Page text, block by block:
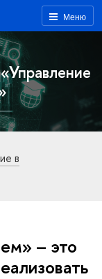
Меню
в
– это